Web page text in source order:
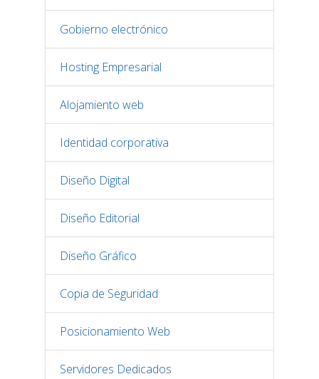
Gobierno electrónico
Hosting Empresarial
Alojamiento web
Identidad corporativa
Diseño Digital
Diseño Editorial
Diseño Gráfico
Copia de Seguridad
Posicionamiento Web
Servidores Dedicados